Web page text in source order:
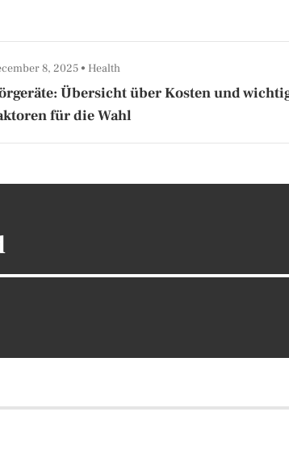
Übersicht über Kosten und
für die Wahl
8, 2025 Health